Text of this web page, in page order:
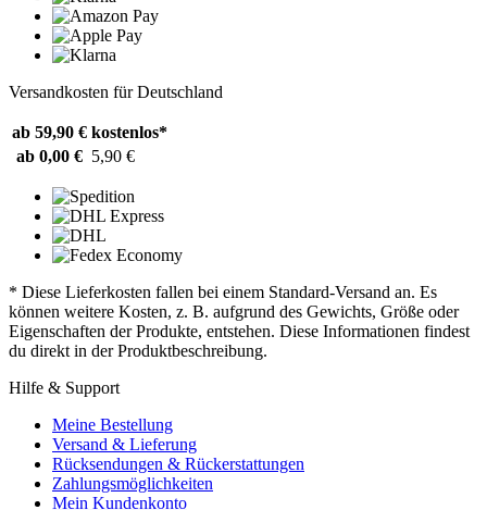
Versandkosten für Deutschland
ab 59,90 € kostenlos*
ab 0,00 € 5,90 €
* Diese Lieferkosten fallen bei einem Standard-Versand an. Es
können weitere Kosten, z. B. aufgrund des Gewichts, Größe oder
Eigenschaften der Produkte, entstehen. Diese Informationen findest
du direkt in der Produktbeschreibung.
Hilfe & Support
Meine Bestellung
Versand & Lieferung
Rücksendungen & Rückerstattungen
Zahlungsmöglichkeiten
Mein Kundenkonto